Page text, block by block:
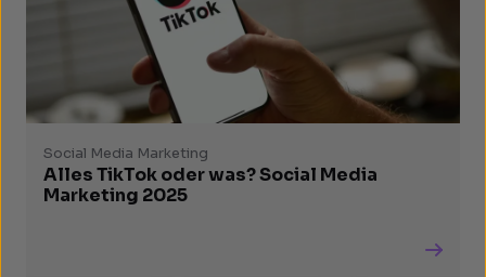
Social Media Marketing
Alles TikTok oder was? Social Media
Marketing 2025